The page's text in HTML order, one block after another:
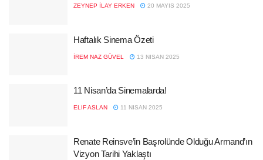
ZEYNEP İLAY ERKEN 20 MAYIS 2025
Haftalık Sinema Özeti
İREM NAZ GÜVEL 13 NISAN 2025
11 Nisan’da Sinemalarda!
ELIF ASLAN 11 NISAN 2025
Renate Reinsve’in Başrolünde Olduğu Armand’ın
Vizyon Tarihi Yaklaştı